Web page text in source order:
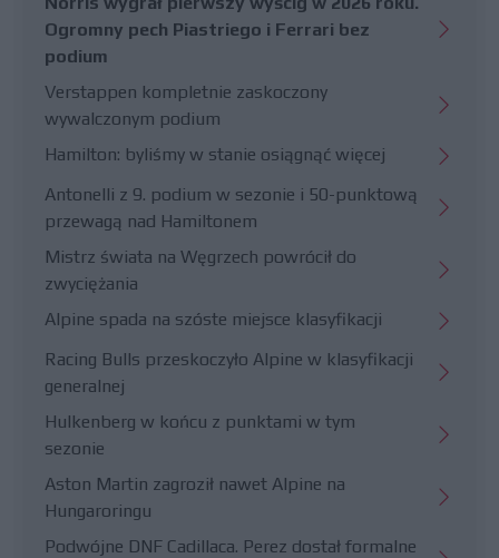
Ogromny pech Piastriego i Ferrari bez
podium
Verstappen kompletnie zaskoczony
wywalczonym podium
Hamilton: byliśmy w stanie osiągnąć więcej
Antonelli z 9. podium w sezonie i 50-punktową
przewagą nad Hamiltonem
Mistrz świata na Węgrzech powrócił do
zwyciężania
Alpine spada na szóste miejsce klasyfikacji
Racing Bulls przeskoczyło Alpine w klasyfikacji
generalnej
Hulkenberg w końcu z punktami w tym
sezonie
Aston Martin zagroził nawet Alpine na
Hungaroringu
Podwójne DNF Cadillaca. Perez dostał formalne